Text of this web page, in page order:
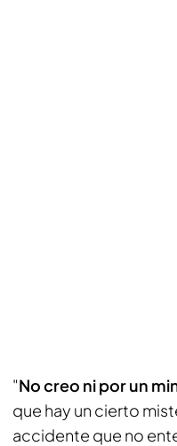
"No creo ni por un
que hay un cierto
accidente que no